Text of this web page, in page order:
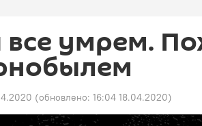
умрем.
(обновлено: 16:04 18.04.2020)